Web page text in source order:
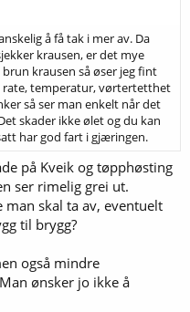
å få tak i mer av. Da
krausen, er det mye
krausen så øser jeg fint
rate, temperatur, vørtertetthet
så ser man enkelt når det
skader ikke ølet og du kan
har god fart i gjæringen.
på Kveik og tøpphøsting
ser rimelig grei ut.
skal ta av, eventuelt
til brygg?
også mindre
ønsker jo ikke å